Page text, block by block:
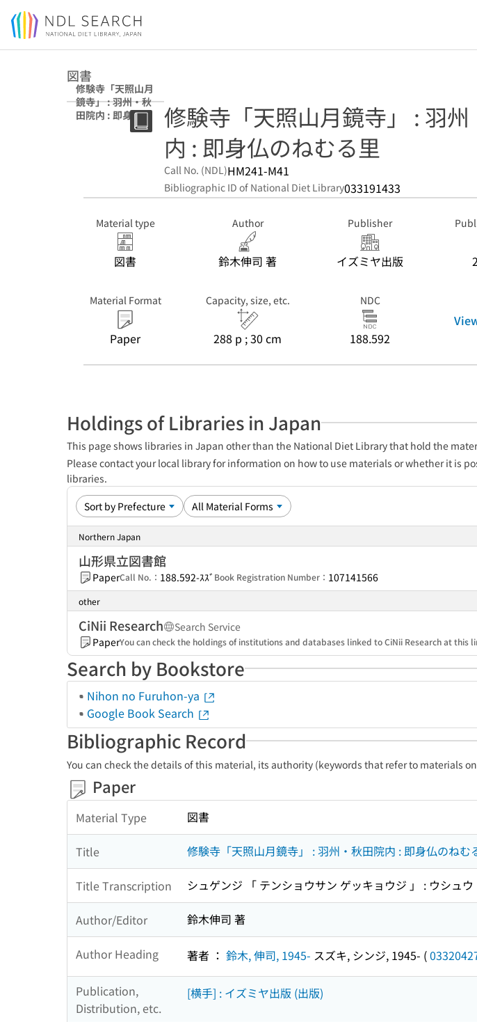
Jump to main content
図書
修験寺「天照山月
鏡寺」 : 羽州・秋
田院内 : 即身仏の
修験寺「天照山月鏡寺」 : 羽
内 : 即身仏のねむる里
Call No. (NDL)HM241-M41
Bibliographic ID of National Diet Library033191433
Material type
図書
Author
鈴木伸司 著
Publisher
イズミヤ出版
Material Format
Paper
Capacity, size, etc.
288 p ; 30 cm
NDC
188.592
Holdings of Libraries in Japan
This page shows libraries in Japan other than the National Diet Library that hold the
Please contact your local library for information on how to use materials or whether it is
libraries.
Northern Japan
山形県立図書館
PaperCall No.： 188.592-ｽｽﾞ Book Registration Number： 107141566
other
CiNii Research
Search Service
PaperYou can check the holdings of institutions and databases linked to CiNii Research at this
Search by Bookstore
Nihon no Furuhon-ya
Google Book Search
Bibliographic Record
You can check the details of this material, its authority (keywords that refer to materials
Paper
Material Type 図書
Title 修験寺「天照山月鏡寺」 : 羽州・秋田院内 : 即身仏のねむ
Title Transcription シュゲンジ 「 テンショウサン ゲッキョウジ 」 : ウシュ
Author/Editor 鈴木伸司 著
Author Heading 著者 ： 鈴木, 伸司, 1945- スズキ, シンジ, 1945- (
Publication,
Distribution, etc.
[横手] : イズミヤ出版 (出版)